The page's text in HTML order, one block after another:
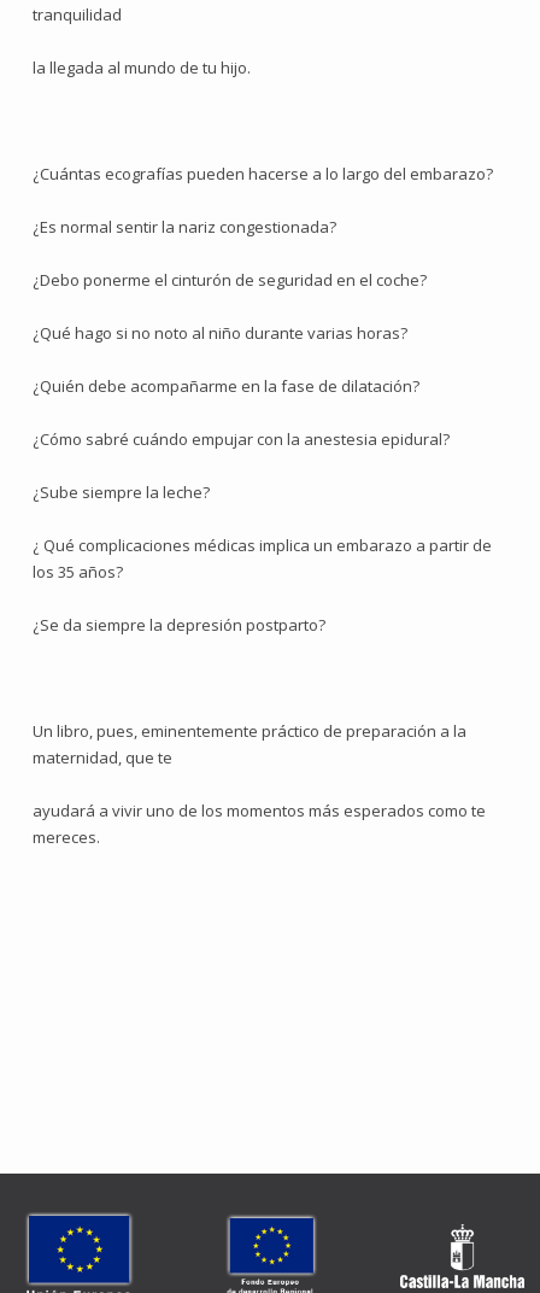
tranquilidad
la llegada al mundo de tu hijo.
¿Cuántas ecografías pueden hacerse a lo largo del embarazo?
¿Es normal sentir la nariz congestionada?
¿Debo ponerme el cinturón de seguridad en el coche?
¿Qué hago si no noto al niño durante varias horas?
¿Quién debe acompañarme en la fase de dilatación?
¿Cómo sabré cuándo empujar con la anestesia epidural?
¿Sube siempre la leche?
¿ Qué complicaciones médicas implica un embarazo a partir de
los 35 años?
¿Se da siempre la depresión postparto?
Un libro, pues, eminentemente práctico de preparación a la
maternidad, que te
ayudará a vivir uno de los momentos más esperados como te
mereces.